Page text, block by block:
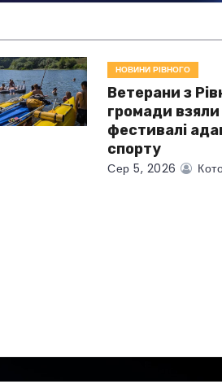
НОВИНИ РІВНОГО
Ветерани з
громади
фестивалі
спорту
Сер 5, 2026